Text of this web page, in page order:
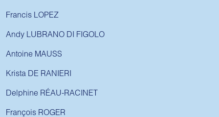
Francis LOPEZ
Andy LUBRANO DI FIGOLO
Antoine MAUSS
Krista DE RANIERI
Delphine RÉAU-RACINET
François ROGER